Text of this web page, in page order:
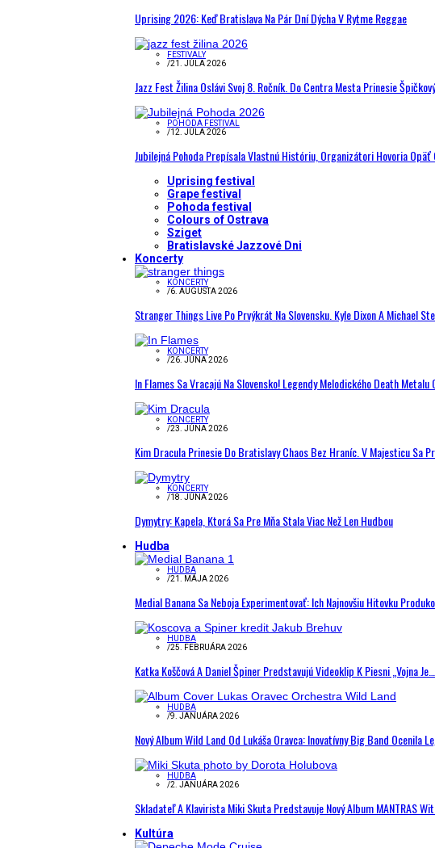
Uprising 2026: Keď Bratislava Na Pár Dní Dýcha V Rytme Reggae
FESTIVALY
/21. JÚLA 2026
Jazz Fest Žilina Oslávi Svoj 8. Ročník. Do Centra Mesta Prinesie
POHODA FESTIVAL
/12. JÚLA 2026
Jubilejná Pohoda Prepísala Vlastnú Históriu, Organizátori Hovoria Opäť
Uprising festival
Grape festival
Pohoda festival
Colours of Ostrava
Sziget
Bratislavské Jazzové Dni
Koncerty
KONCERTY
/6. AUGUSTA 2026
Stranger Things Live Po Prvýkrát Na Slovensku. Kyle Dixon A Michael
KONCERTY
/26. JÚNA 2026
In Flames Sa Vracajú Na Slovensko! Legendy Melodického Death
KONCERTY
/23. JÚNA 2026
Kim Dracula Prinesie Do Bratislavy Chaos Bez Hraníc. V Majesticu Sa
KONCERTY
/18. JÚNA 2026
Dymytry: Kapela, Ktorá Sa Pre Mňa Stala Viac Než Len Hudbou
Hudba
HUDBA
/21. MÁJA 2026
Medial Banana Sa Neboja Experimentovať: Ich Najnovšiu Hitovku
HUDBA
/25. FEBRUÁRA 2026
Katka Koščová A Daniel Špiner Predstavujú Videoklip K Piesni „Vojna
HUDBA
/9. JANUÁRA 2026
Nový Album Wild Land Od Lukáša Oravca: Inovatívny Big Band Ocenila
HUDBA
/2. JANUÁRA 2026
Skladateľ A Klavirista Miki Skuta Predstavuje Nový Album MANTRAS
Kultúra